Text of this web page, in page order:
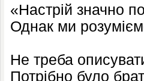
«Настрій значно
Однак ми
Не треба
Потрібно було